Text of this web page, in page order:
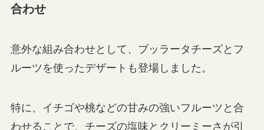
合わせ
意外な組み合わせとして、ブッラータチーズとフ
ルーツを使ったデザートも登場しました。
特に、イチゴや桃などの甘みの強いフルーツと合
わせることで、チーズの塩味とクリーミーさが引